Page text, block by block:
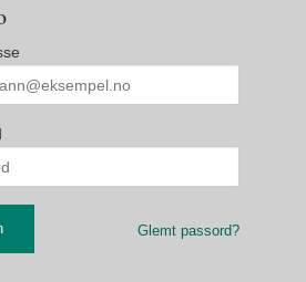
Glemt passord?